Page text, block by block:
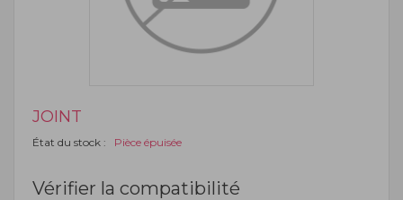
JOINT
État du stock : Pièce épuisée
Vérifier la compatibilité